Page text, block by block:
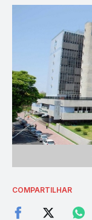
COMPARTILHAR